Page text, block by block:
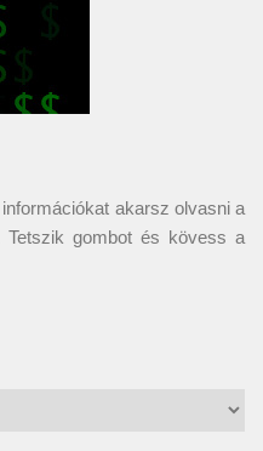
akarsz olvasni a
gombot és kövess a